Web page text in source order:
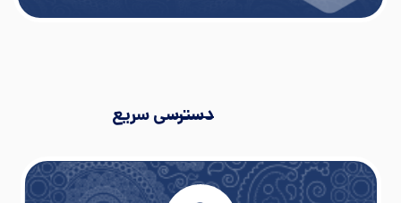
دسترسی سریع